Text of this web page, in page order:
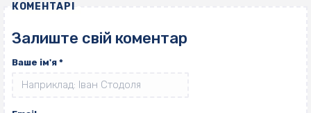
КОМЕНТАРІ
Залиште свій коментар
Ваше ім'я *